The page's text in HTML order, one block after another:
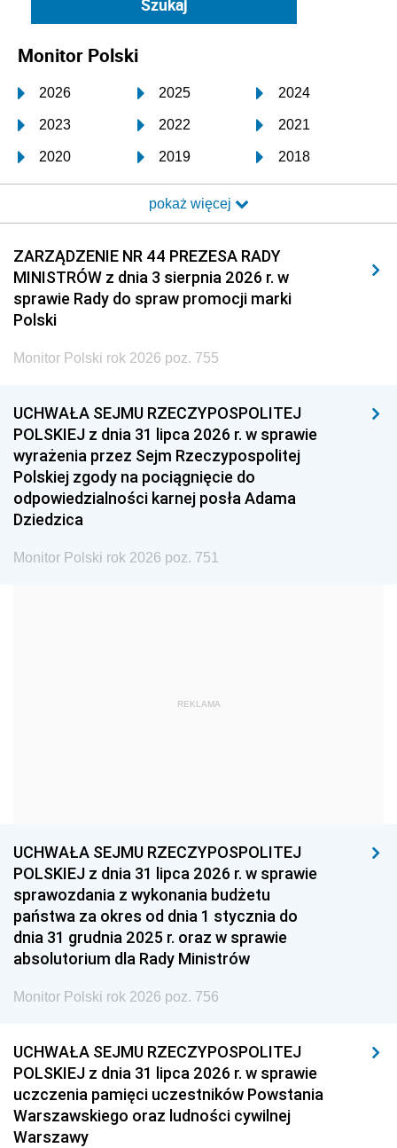
Monitor Polski
2026 2025 2024
2023 2022 2021
2020 2019 2018
2017 2016 2015
2014 2013 2012
2011 2010 2009
2008 2007 2006
2005
1996 1995 1994
1993 1992 1991
1990 1989
1987 1986 1985
1968
1954 1953 1952
1951 1950
1948 1947 1946
1939 1938
pokaż więcej
ZARZĄDZENIE NR 44 PREZESA RADY
MINISTRÓW z dnia 3 sierpnia 2026 r. w
sprawie Rady do spraw promocji marki
Polski
Monitor Polski rok 2026 poz. 755
UCHWAŁA SEJMU RZECZYPOSPOLITEJ
POLSKIEJ z dnia 31 lipca 2026 r. w sprawie
wyrażenia przez Sejm Rzeczypospolitej
Polskiej zgody na pociągnięcie do
odpowiedzialności karnej posła Adama
Dziedzica
Monitor Polski rok 2026 poz. 751
REKLAMA
UCHWAŁA SEJMU RZECZYPOSPOLITEJ
POLSKIEJ z dnia 31 lipca 2026 r. w sprawie
sprawozdania z wykonania budżetu
państwa za okres od dnia 1 stycznia do
dnia 31 grudnia 2025 r. oraz w sprawie
absolutorium dla Rady Ministrów
Monitor Polski rok 2026 poz. 756
UCHWAŁA SEJMU RZECZYPOSPOLITEJ
POLSKIEJ z dnia 31 lipca 2026 r. w sprawie
uczczenia pamięci uczestników Powstania
Warszawskiego oraz ludności cywilnej
Warszawy